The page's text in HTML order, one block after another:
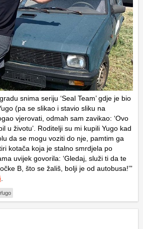
snima seriju ‘Seal Team’ gdje je bio
(pa se slikao i stavio sliku na
vjerovati, odmah sam zavikao: ‘Ovo
u životu’. Roditelji su mi kupili Yugo kad
da se mogu voziti do nje, pamtim ga
kotača koja je stalno smrdjela po
uvijek govorila: ‘Gledaj, služi ti da te
B, što se žališ, bolji je od autobusa!’”
.